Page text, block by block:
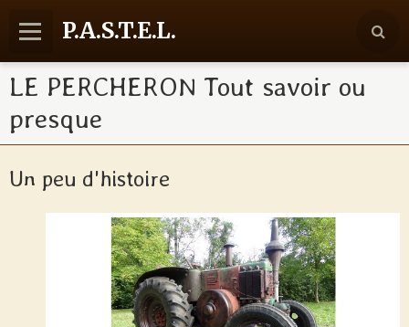
P.A.S.T.E.L.
Accueil
Agenda
Nos activités
LE PERCHERON Tout savoir ou
presque
Un peu d'histoire